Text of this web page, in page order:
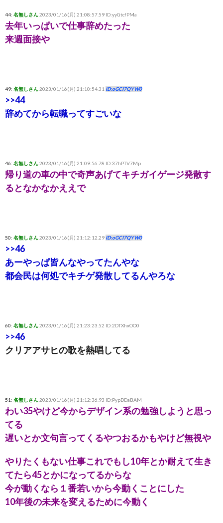
44: 名無しさん2023/01/16(月) 21:08:57.59 ID:yyGtcfPMa
去年いっぱいで仕事辞めたった
来週面接や
49: 名無しさん2023/01/16(月) 21:10:54.31 ID:oGCI7QYW0
>>44
辞めてから転職ってすごいな
46: 名無しさん2023/01/16(月) 21:09:56.78 ID:37hPTV7Mp
帰り道の車の中で奇声あげてキチガイゲージ発散す
るとなかなかええで
50: 名無しさん2023/01/16(月) 21:12:12.29 ID:oGCI7QYW0
>>46
あーやっぱ皆んなやってたんやな
都会民は何処でキチゲ発散してるんやろな
60: 名無しさん2023/01/16(月) 21:23:23.52 ID:2DTXhxOO0
>>46
クリアアサヒの歌を熱唱してる
51: 名無しさん2023/01/16(月) 21:12:36.93 ID:PypDDaBAM
わい35やけど今からデザイン系の勉強しようと思っ
てる
遅いとか文句言ってくるやつおるかもやけど無視や
やりたくもない仕事これでもし10年とか耐えて生き
てたら45とかになってるからな
今が動くなら１番若いから今動くことにした
10年後の未来を変えるために今動く